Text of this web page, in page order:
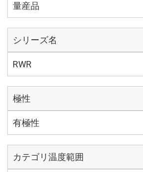
量産品
シリーズ名
RWR
極性
有極性
カテゴリ温度範囲